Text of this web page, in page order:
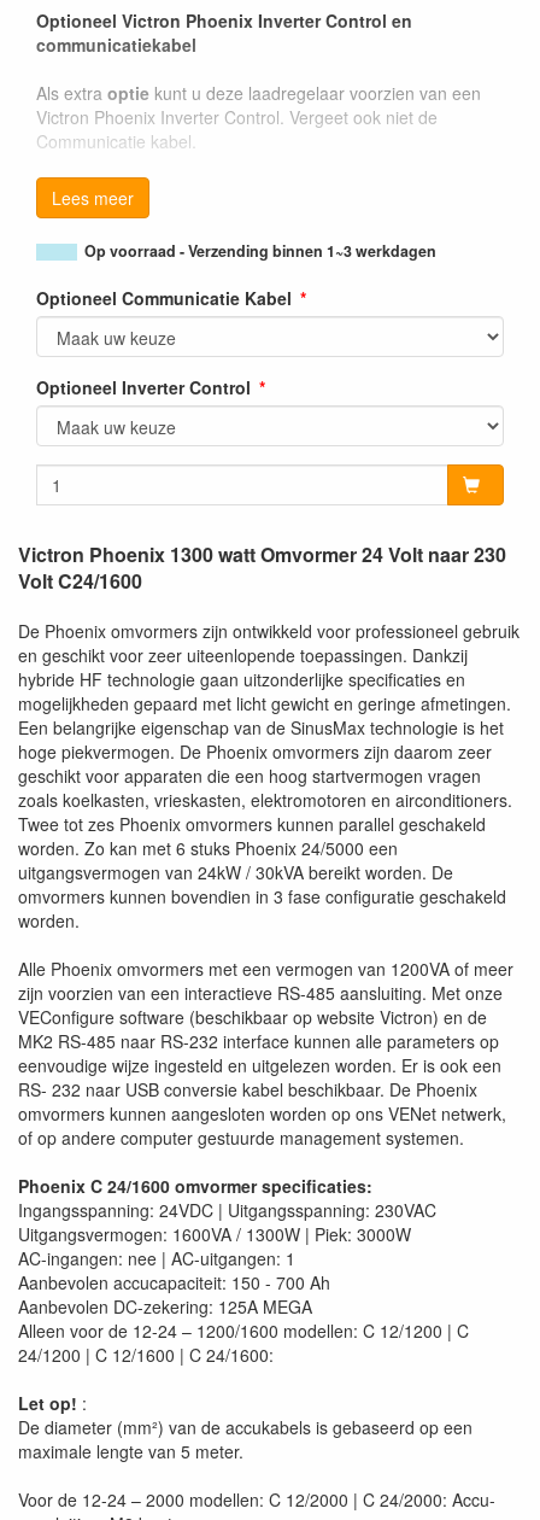
Optioneel Victron Phoenix Inverter Control en
communicatiekabel
Als extra optie kunt u deze laadregelaar voorzien van een
Victron Phoenix Inverter Control. Vergeet ook niet de
Communicatie kabel.
Lees meer
Op voorraad - Verzending binnen 1~3 werkdagen
Optioneel Communicatie Kabel
Optioneel Inverter Control
Victron Phoenix 1300 watt Omvormer 24 Volt naar 230
Volt C24/1600
De Phoenix omvormers zijn ontwikkeld voor professioneel gebruik
en geschikt voor zeer uiteenlopende toepassingen. Dankzij
hybride HF technologie gaan uitzonderlijke specificaties en
mogelijkheden gepaard met licht gewicht en geringe afmetingen.
Een belangrijke eigenschap van de SinusMax technologie is het
hoge piekvermogen. De Phoenix omvormers zijn daarom zeer
geschikt voor apparaten die een hoog startvermogen vragen
zoals koelkasten, vrieskasten, elektromotoren en airconditioners.
Twee tot zes Phoenix omvormers kunnen parallel geschakeld
worden. Zo kan met 6 stuks Phoenix 24/5000 een
uitgangsvermogen van 24kW / 30kVA bereikt worden. De
omvormers kunnen bovendien in 3 fase configuratie geschakeld
worden.
Alle Phoenix omvormers met een vermogen van 1200VA of meer
zijn voorzien van een interactieve RS-485 aansluiting. Met onze
VEConfigure software (beschikbaar op website Victron) en de
MK2 RS-485 naar RS-232 interface kunnen alle parameters op
eenvoudige wijze ingesteld en uitgelezen worden. Er is ook een
RS- 232 naar USB conversie kabel beschikbaar. De Phoenix
omvormers kunnen aangesloten worden op ons VENet netwerk,
of op andere computer gestuurde management systemen.
Phoenix C 24/1600 omvormer specificaties:
Ingangsspanning: 24VDC | Uitgangsspanning: 230VAC
Uitgangsvermogen: 1600VA / 1300W | Piek: 3000W
AC-ingangen: nee | AC-uitgangen: 1
Aanbevolen accucapaciteit: 150 - 700 Ah
Aanbevolen DC-zekering: 125A MEGA
Alleen voor de 12-24 – 1200/1600 modellen: C 12/1200 | C
24/1200 | C 12/1600 | C 24/1600:
Let op! :
De diameter (mm²) van de accukabels is gebaseerd op een
maximale lengte van 5 meter.
Voor de 12-24 – 2000 modellen: C 12/2000 | C 24/2000: Accu-